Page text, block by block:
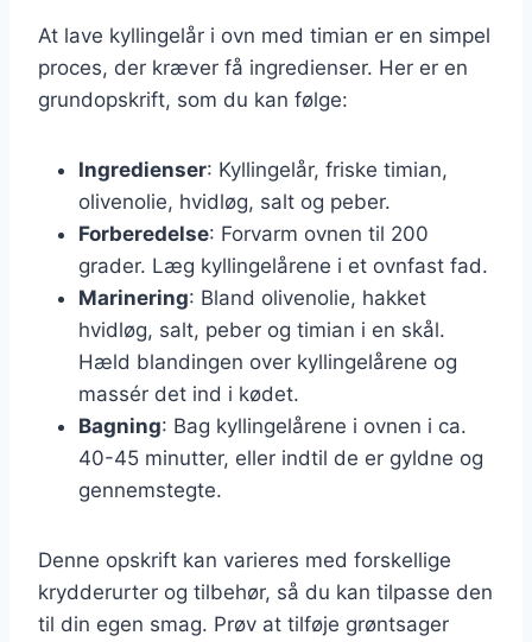
At lave kyllingelår i ovn med timian er en simpel
proces, der kræver få ingredienser. Her er en
grundopskrift, som du kan følge:
Ingredienser: Kyllingelår, friske timian,
olivenolie, hvidløg, salt og peber.
Forberedelse: Forvarm ovnen til 200
grader. Læg kyllingelårene i et ovnfast fad.
Marinering: Bland olivenolie, hakket
hvidløg, salt, peber og timian i en skål.
Hæld blandingen over kyllingelårene og
massér det ind i kødet.
Bagning: Bag kyllingelårene i ovnen i ca.
40-45 minutter, eller indtil de er gyldne og
gennemstegte.
Denne opskrift kan varieres med forskellige
krydderurter og tilbehør, så du kan tilpasse den
til din egen smag. Prøv at tilføje grøntsager